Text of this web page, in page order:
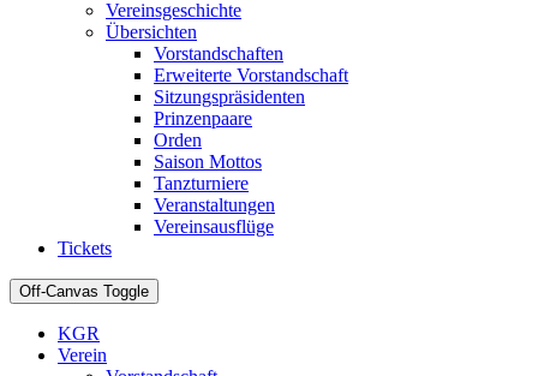
Vereinsgeschichte
Übersichten
Vorstandschaften
Erweiterte Vorstandschaft
Sitzungspräsidenten
Prinzenpaare
Orden
Saison Mottos
Tanzturniere
Veranstaltungen
Vereinsausflüge
Tickets
Off-Canvas Toggle
KGR
Verein